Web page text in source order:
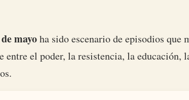
mayoha sido escenario de episodios que
entre el poder, la resistencia, la